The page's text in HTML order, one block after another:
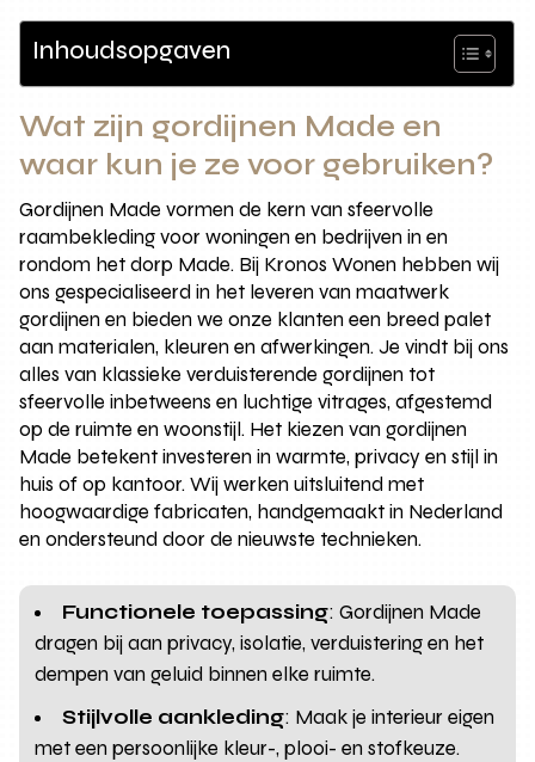
Inhoudsopgaven
Wat zijn gordijnen Made en
waar kun je ze voor gebruiken?
Gordijnen Made vormen de kern van sfeervolle
raambekleding voor woningen en bedrijven in en
rondom het dorp Made. Bij Kronos Wonen hebben wij
ons gespecialiseerd in het leveren van maatwerk
gordijnen en bieden we onze klanten een breed palet
aan materialen, kleuren en afwerkingen. Je vindt bij ons
alles van klassieke verduisterende gordijnen tot
sfeervolle inbetweens en luchtige vitrages, afgestemd
op de ruimte en woonstijl. Het kiezen van gordijnen
Made betekent investeren in warmte, privacy en stijl in
huis of op kantoor. Wij werken uitsluitend met
hoogwaardige fabricaten, handgemaakt in Nederland
en ondersteund door de nieuwste technieken.
Functionele toepassing: Gordijnen Made
dragen bij aan privacy, isolatie, verduistering en het
dempen van geluid binnen elke ruimte.
Stijlvolle aankleding: Maak je interieur eigen
met een persoonlijke kleur-, plooi- en stofkeuze.